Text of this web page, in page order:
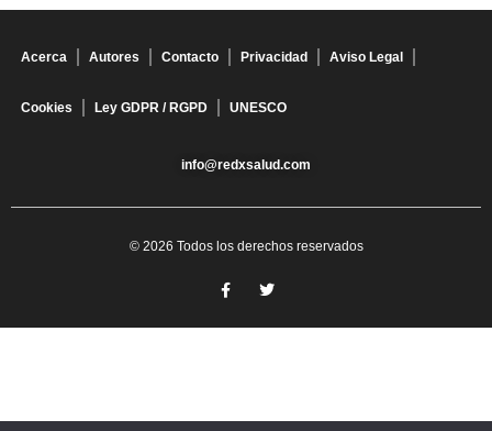
Acerca Autores Contacto Privacidad Aviso Legal
Cookies Ley GDPR / RGPD UNESCO
info@redxsalud.com
© 2026 Todos los derechos reservados